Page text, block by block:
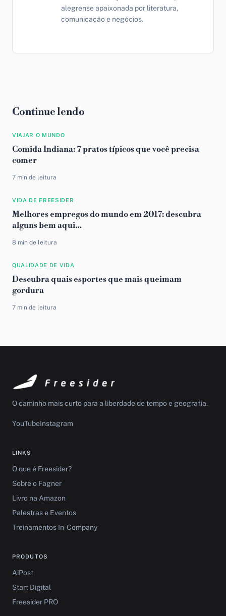
alegrense apaixonada por literatura,
comunicação e negócios.
Continue lendo
VIAJAR O MUNDO
Comida Indiana: 7 pratos típicos que você precisa
comer
7 min de leitura
VIDA DE FREESIDER
Melhores empregos do mundo em 2017: descubra
alguns bem aqui…
8 min de leitura
QUALIDADE DE VIDA
Descubra quais esportes que mais queimam
gordura
7 min de leitura
O caminho mais curto para a liberdade de tempo e geografia.
YouTubeInstagram
LINKS
O que é Freesider?
Sobre o Fagner
Livro na Amazon
Palestras e Eventos
Treinamentos In-Company
PRODUTOS
AiPost
Start Digital
Freesider PRO